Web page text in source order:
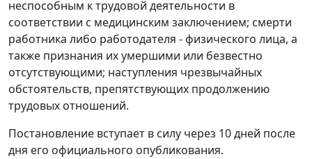
неспособным к трудовой деятельности в
соответствии с медицинским заключением; смерти
работника либо работодателя - физического лица, а
также признания их умершими или безвестно
отсутствующими; наступления чрезвычайных
обстоятельств, препятствующих продолжению
трудовых отношений.
Постановление вступает в силу через 10 дней после
дня его официального опубликования.